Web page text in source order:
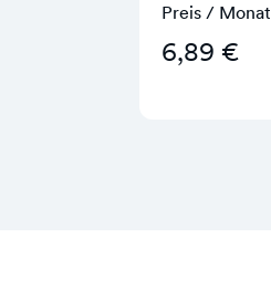
Preis / Monat
6,89 €